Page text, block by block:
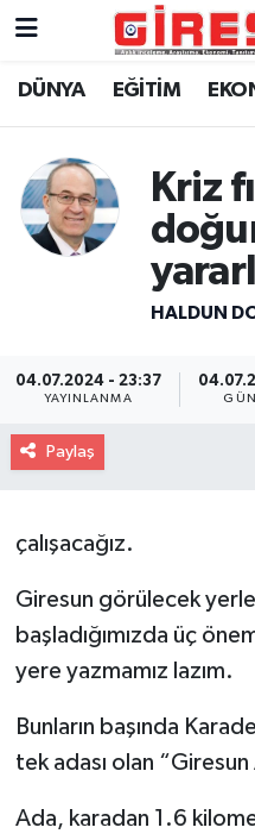
DÜNYA EĞİTİM
Kriz
HALDUN
04.07.2024 - 23:37
YAYINLANMA
Paylaş
çalışacağız.
Giresun görülecek
başladığımızda üç
yere yazmamız lazım.
Bunların başında
tek adası olan “Giresun
Ada, karadan 1.6
Hava Durumu
Süper Lig Puan
Tüm Manşetler
Haber Arşivi